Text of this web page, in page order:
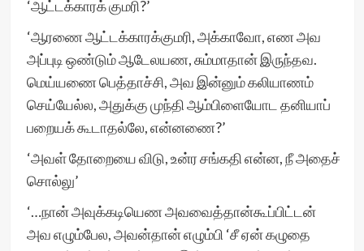
‘ஆட்டக்காரக் குமரி?’
‘ஆரணை ஆட்டக்காரக்குமரி, அக்காவோ, எண அவ
அப்புடி ஒண்டும் ஆடேலயண, சும்மாதான் இருந்தவ.
மெய்யணை பெத்தாச்சி, அவ இன்னும் கலியாணம்
செய்யேல்ல, அதுக்கு முந்தி ஆம்பிளையோட தனியாப்
பறையக் கூடாதல்லே, என்னணை?’
‘அவள் தோறையை விடு, உன்ர சங்கதி என்ன, நீ அதைச்
சொல்லு’
‘…நான் அவுக்கடியெண அவவைத்தான்கூப்பிட்டன்
அவ எழும்பேல, அவன்தான் எழும்பி ‘சீ ஏன் கழுதை